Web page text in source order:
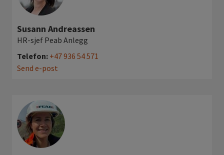
Susann Andreassen
HR-sjef Peab Anlegg
Telefon: +47 936 54 571
Send e-post